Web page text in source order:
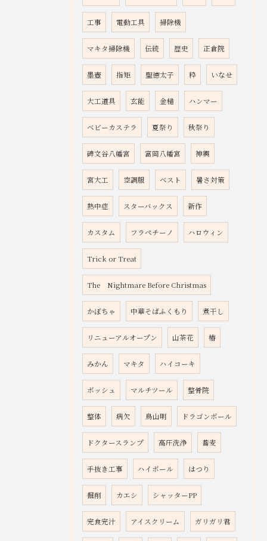
工事 電動工具 掃除機
マキタ掃除機 伝統 歴史 正倉院
墨壺 指矩 聖徳太子 粋 いなせ
大工道具 玄能 金槌 ハンマー
ベビーカステラ 夏祭り 秋祭り
碑文谷八幡宮 富岡八幡宮 神輿
宮大工 空調服 ベスト 暑さ対策
熱中症 スターバックス 新作
カスタム フラペチーノ ハロウィン
Trick or Treat
The Nightmare Before Christmas
かぼちゃ 中華そばふくもり 煮干し
リニューアルオープン 山茶花 椿
みかん マキタ ハイコーキ
ボッシュ マルチツール 整骨院
整体 病欠 鳥山明 ドラゴンボール
ドクタースランプ 高圧洗浄 蕎麦
手抜き工事 ハイボール はつり
掘削 カエシ シャッターPP
完食完汁 アイスクリーム ガリガリ君